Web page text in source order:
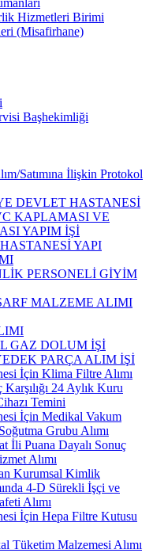
Hizmetleri Birimi
(Misafirhane)
Başhekimliği
Satımına İlişkin Protokol
DEVLET HASTANESİ
KAPLAMASI VE
YAPIM İŞİ
YAPI
PERSONELİ GİYİM
MALZEME ALIMI
GAZ DOLUM İŞİ
PARÇA ALIM İŞİ
İçin Klima Filtre Alımı
24 Aylık Kuru
Temini
İçin Medikal Vakum
Grubu Alımı
İli Puana Dayalı Sonuç
Alımı
Kurumsal Kimlik
4-D Sürekli İşçi ve
Alımı
İçin Hepa Filtre Kutusu
Tüketim Malzemesi Alımı